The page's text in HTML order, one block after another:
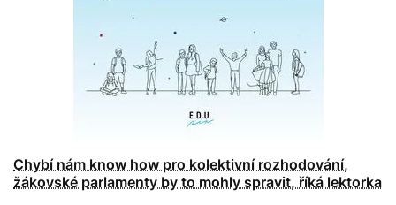
Chybí nám know how pro kolektivní rozhodování,
žákovské parlamenty by to mohly spravit, říká lektorka